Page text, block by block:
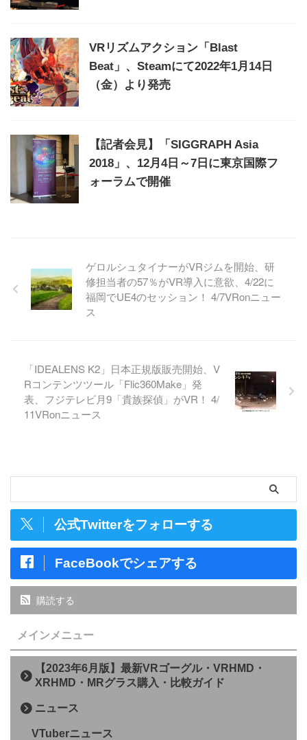
VRリズムアクション「Blast
Beat」、Steamにて2022年1月14日
（金）より発売
【記者会見】「SIGGRAPH Asia
2018」、12月4日～7日に東京国際フ
ォーラムで開催
ゲロルシュタイナーがVRジムを開始、研
修担当者の57％がVR導入に意欲、4/22に
福岡でUE4のセッション！ 4/7VRonニュー
ス
「IDEALENS K2」日本正規版販売開始、V
Rコンテンツツール「Flic360Make」発
表、フジテレビ月9「貴族探偵」がVR！ 4/
11VRonニュース
公式Twitterをフォローする
FaceBookでシェアする
購読する
メインメニュー
【2023年6月版】最新VRゴーグル・VRHMD・
XRHMD・MRグラス購入・比較ガイド
ニュース
VTuberニュース